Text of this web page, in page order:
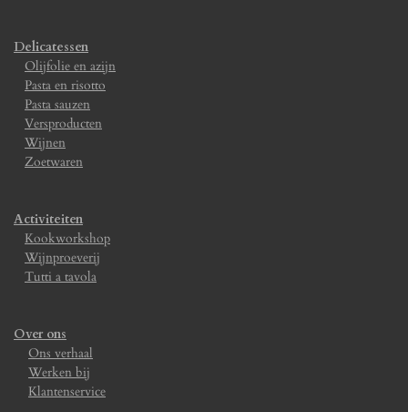
Delicatessen
Olijfolie en azijn
Pasta en risotto
Pasta sauzen
Versproducten
Wijnen
Zoetwaren
Activiteiten
Kookworkshop
Wijnproeverij
Tutti a tavola
Over ons
Ons verhaal
Werken bij
Klantenservice